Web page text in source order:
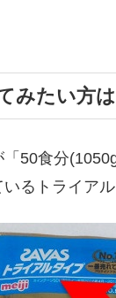
みたい方
「50食分
るトライア